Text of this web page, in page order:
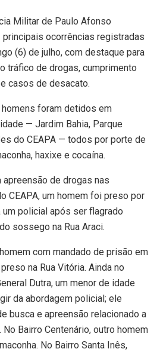
Militar de Paulo Afonso
ocorrências registradas
(6) de julho, com destaque para
tráfico de drogas, cumprimento
casos de desacato.
foram detidos em
— Jardim Bahia, Parque
do CEAPA — todos por porte de
haxixe e cocaína.
apreensão de drogas nas
CEAPA, um homem foi preso por
policial após ser flagrado
sossego na Rua Araci.
com mandado de prisão em
na Rua Vitória. Ainda no
Dutra, um menor de idade
da abordagem policial; ele
busca e apreensão relacionado a
Bairro Centenário, outro homem
No Bairro Santa Inês,